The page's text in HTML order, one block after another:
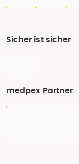
Sicher ist sicher
medpex Partner